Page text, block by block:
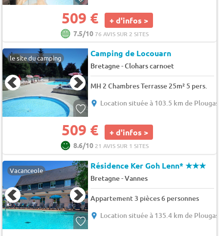
509 € + d'infos >
7.5/1076 AVIS SUR 2 SITES
le site du camping Camping de Locouarn
Bretagne-Clohars carnoet
MH 2 Chambres Terrasse 25m² 5 pers.
Location située à 103.5 km de
509 € + d'infos >
8.6/10 21 AVIS SUR 1 SITES
Vacanceole Résidence Ker Goh Lenn*★★★
Bretagne-Vannes
Appartement 3 pièces 6 personnes
Location située à 135.4 km de